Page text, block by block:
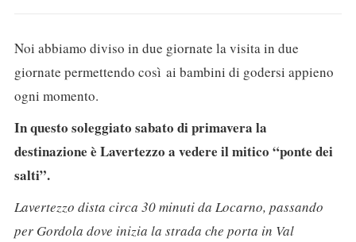
Noi abbiamo diviso in due giornate la visita in due
giornate permettendo così ai bambini di godersi appieno
ogni momento.
In questo soleggiato sabato di primavera la
destinazione è Lavertezzo a vedere il mitico “ponte dei
salti”.
Lavertezzo dista circa 30 minuti da Locarno, passando
per Gordola dove inizia la strada che porta in Val